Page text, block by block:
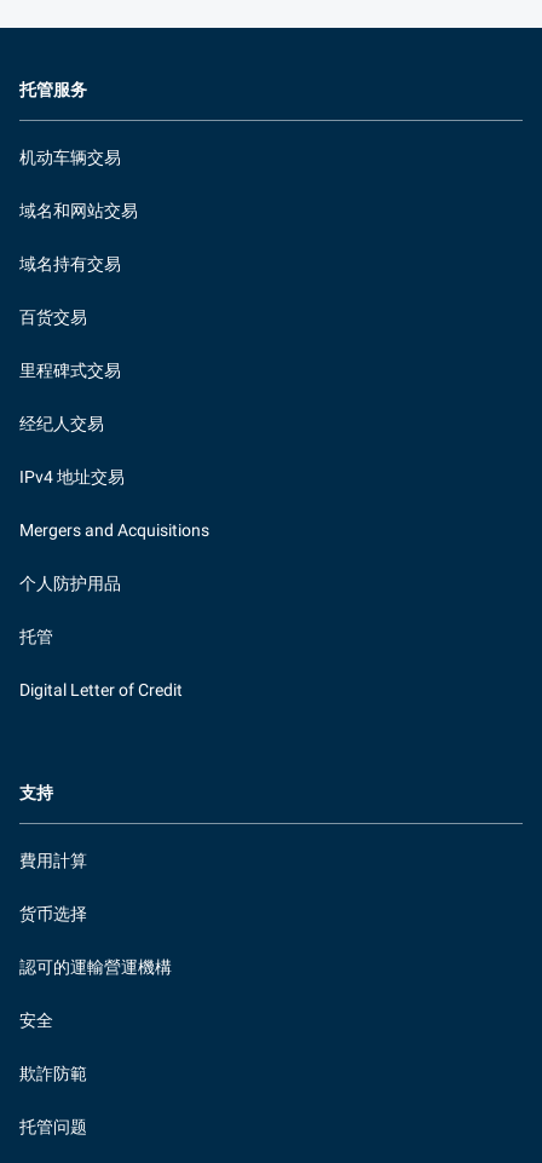
托管服务
机动车辆交易
域名和网站交易
域名持有交易
百货交易
里程碑式交易
经纪人交易
IPv4 地址交易
Mergers and Acquisitions
个人防护用品
托管
Digital Letter of Credit
支持
費用計算
货币选择
認可的運輸營運機構
安全
欺詐防範
托管问题